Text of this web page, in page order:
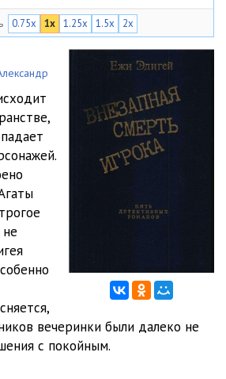
21:01
0.75x 1x 1.25x 1.5x 2x
вечеринки были далеко не
с покойным.